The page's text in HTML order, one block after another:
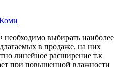
выбирать наиболее
в продаже, на них
линейное расширение т.к
при повышенной влажности